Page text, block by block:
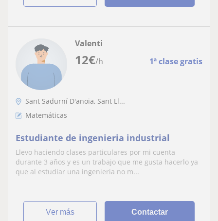
12€/h 1ª clase gratis
Valenti
Sant Sadurní D'anoia, Sant Ll...
Matemáticas
Estudiante de ingenieria industrial
Llevo haciendo clases particulares por mi cuenta
durante 3 años y es un trabajo que me gusta hacerlo ya
que al estudiar una ingenieria no m...
ver más Contactar